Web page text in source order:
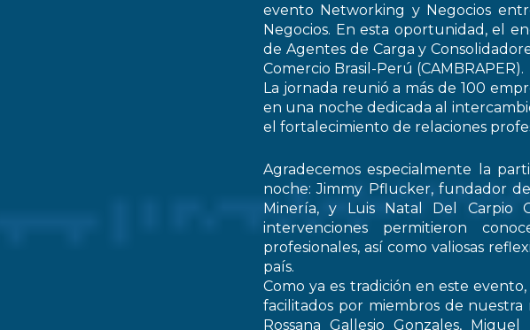
evento Networking y Negocios
Negocios. En esta oportunidad, el
de Agentes de Carga y
Comercio Brasil-Perú (CAMBRAPER).
La jornada reunió a más de 100
en una noche dedicada al
el fortalecimiento de relaciones
Agradecemos especialmente la
noche: Jimmy Pflucker, fundador
Minería, y Luis Natal Del Carpio
intervenciones permitieron
profesionales, así como valiosas
país.
Como ya es tradición en este
facilitados por miembros de nuestra
Rossana Gallesio Gonzales,